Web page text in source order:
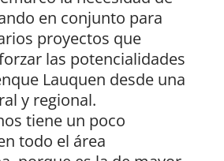
en conjunto para
proyectos que
las potencialidades
Lauquen desde una
y regional.
tiene un poco
todo el área